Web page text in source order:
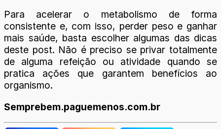
Para acelerar o metabolismo de forma
consistente e, com isso, perder peso e ganhar
mais saúde, basta escolher algumas das dicas
deste post. Não é preciso se privar totalmente
de alguma refeição ou atividade quando se
pratica ações que garantem benefícios ao
organismo.
Semprebem.paguemenos.com.br